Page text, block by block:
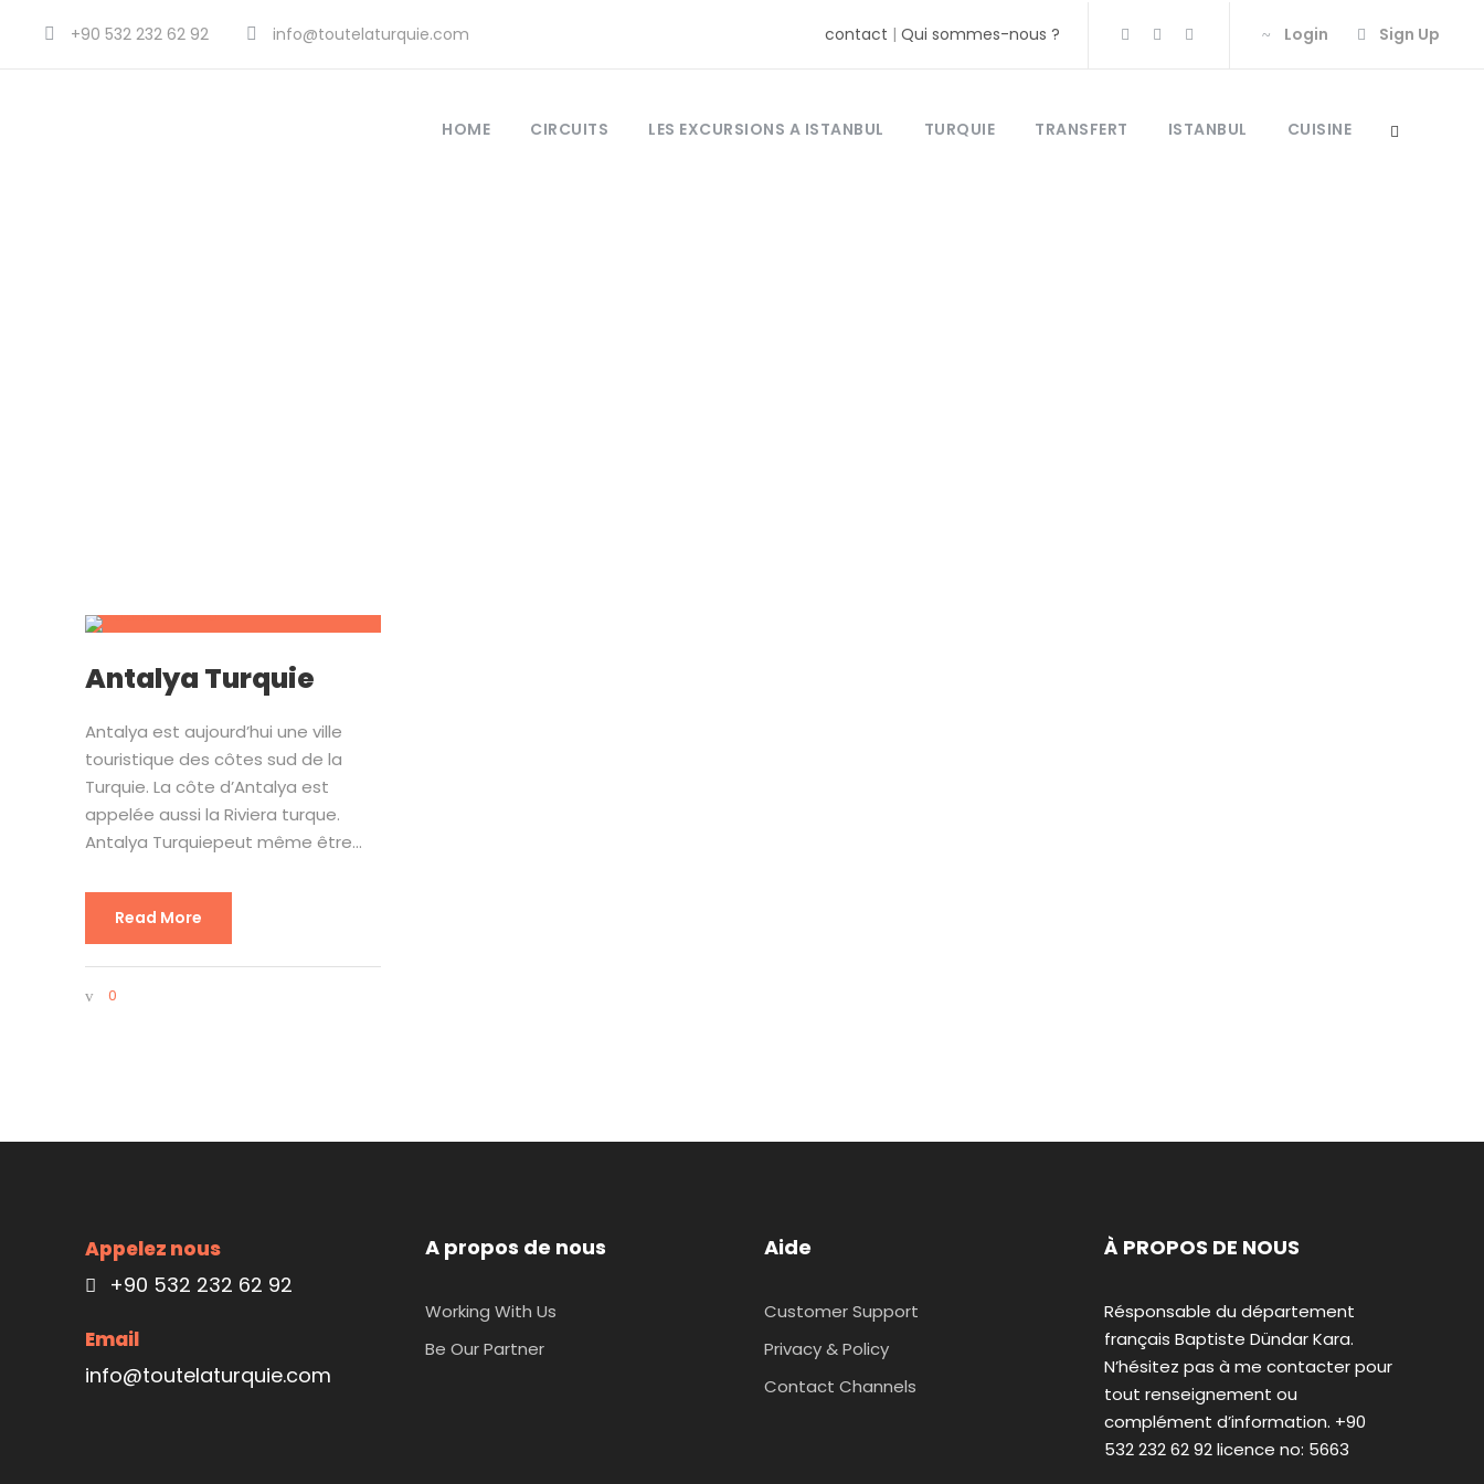
+90 532 232 62 92 info@toutelaturquie.com contact | Qui sommes-nous ? Login Sign Up
HOME CIRCUITS LES EXCURSIONS A ISTANBUL TURQUIE TRANSFERT ISTANBUL CUISINE
Antalya Turquie
Antalya est aujourd’hui une ville
touristique des côtes sud de la
Turquie. La côte d’Antalya est
appelée aussi la Riviera turque.
Antalya Turquiepeut même être...
Read More
0
Appelez nous
+90 532 232 62 92
Email
info@toutelaturquie.com
A propos de nous
Working With Us
Be Our Partner
Aide
Customer Support
Privacy & Policy
Contact Channels
À PROPOS DE NOUS
Résponsable du département
français Baptiste Dündar Kara.
N’hésitez pas à me contacter pour
tout renseignement ou
complément d’information. +90
532 232 62 92 licence no: 5663